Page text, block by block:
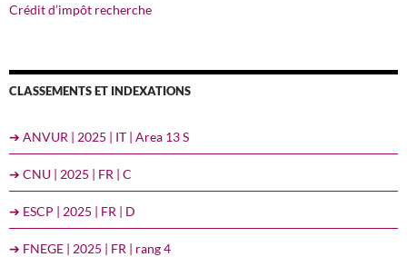
Crédit d’impôt recherche
CLASSEMENTS ET INDEXATIONS
➔ ANVUR | 2025 | IT | Area 13 S
➔ CNU | 2025 | FR | C
➔ ESCP | 2025 | FR | D
➔ FNEGE | 2025 | FR | rang 4